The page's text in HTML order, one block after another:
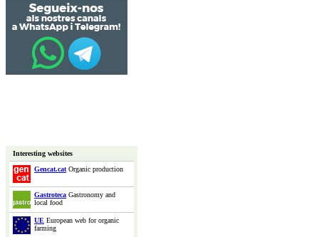
Interesting websites
Gencat.catOrganic production
Gastroteca Gastronomy and
local food
UE European web for organic
farming